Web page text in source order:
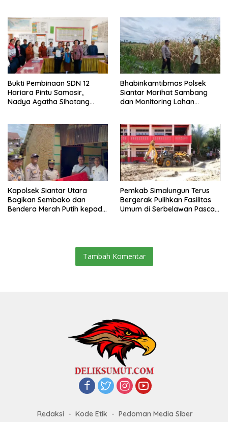
Bukti Pembinaan SDN 12
Hariara Pintu Samosir,
Nadya Agatha Sihotang
Bhabinkamtibmas Polsek
Siantar Marihat Sambang
dan Monitoring Lahan
Kapolsek Siantar Utara
Bagikan Sembako dan
Bendera Merah Putih kepada
Pemkab Simalungun Terus
Bergerak Pulihkan Fasilitas
Umum di Serbelawan Pasca
Tambah Komentar
Redaksi Kode Etik Pedoman Media Siber